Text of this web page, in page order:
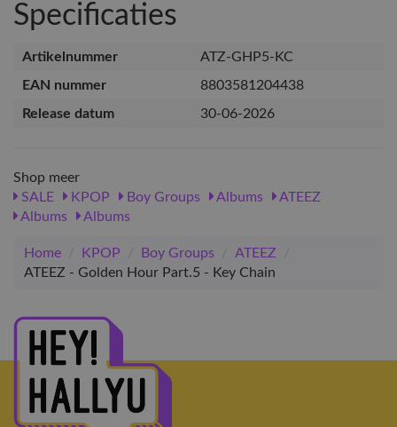
Specificaties
Artikelnummer
ATZ-GHP5-KC
EAN nummer
8803581204438
Release datum
30-06-2026
Shop meer
SALE
KPOP Boy Groups Albums
ATEEZ
Albums
Albums
Home / KPOP / Boy Groups / ATEEZ
/
ATEEZ - Golden Hour Part.5 - Key Chain